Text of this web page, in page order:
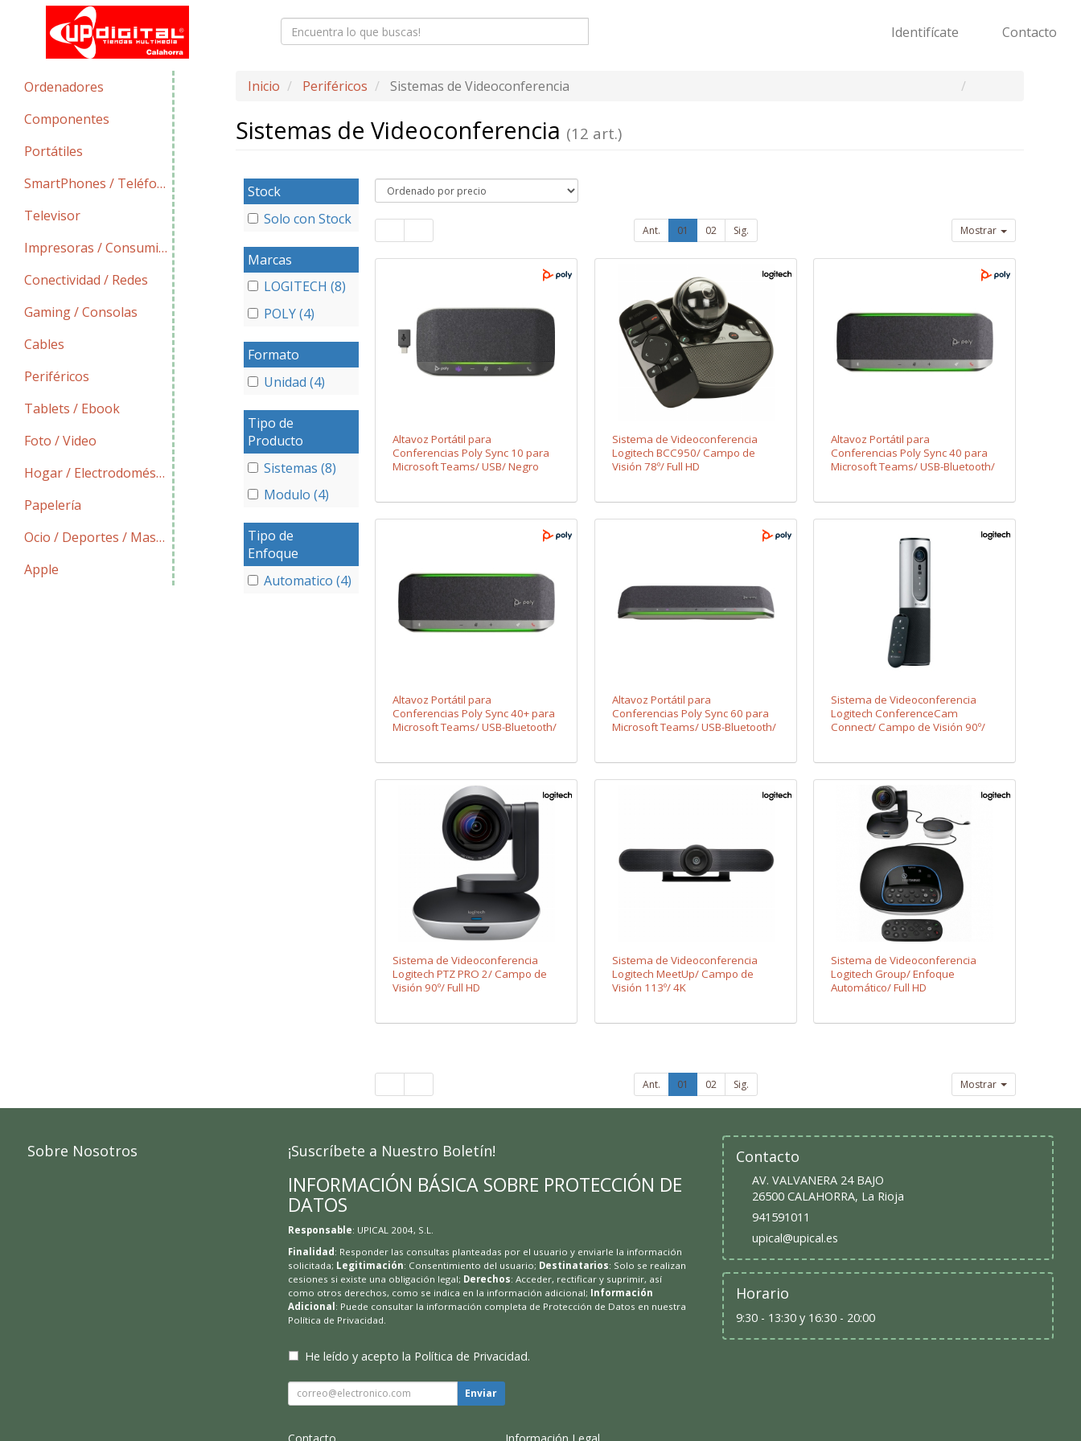
Identifícate Contacto
Ordenadores
Componentes
Portátiles
SmartPhones / Teléfonos
Televisor
Impresoras / Consumibles
Conectividad / Redes
Gaming / Consolas
Cables
Periféricos
Tablets / Ebook
Foto / Video
Hogar / Electrodomésticos
Papelería
Ocio / Deportes / Mascotas
Apple
Inicio Periféricos Sistemas de Videoconferencia
Sistemas de Videoconferencia (12 art.)
Stock
Solo con Stock
Marcas
LOGITECH (8)
POLY (4)
Formato
Unidad (4)
Tipo de
Producto
Sistemas (8)
Modulo (4)
Tipo de
Enfoque
Automatico (4)
Ant. 01 02 Sig. Mostrar
Altavoz Portátil para
Conferencias Poly Sync 10 para
Microsoft Teams/ USB/ Negro
Sistema de Videoconferencia
Logitech BCC950/ Campo de
Visión 78º/ Full HD
Altavoz Portátil para
Conferencias Poly Sync 40 para
Microsoft Teams/ USB-Bluetooth/
Altavoz Portátil para
Conferencias Poly Sync 40+ para
Microsoft Teams/ USB-Bluetooth/
Altavoz Portátil para
Conferencias Poly Sync 60 para
Microsoft Teams/ USB-Bluetooth/
Sistema de Videoconferencia
Logitech ConferenceCam
Connect/ Campo de Visión 90º/
Sistema de Videoconferencia
Logitech PTZ PRO 2/ Campo de
Visión 90º/ Full HD
Sistema de Videoconferencia
Logitech MeetUp/ Campo de
Visión 113º/ 4K
Sistema de Videoconferencia
Logitech Group/ Enfoque
Automático/ Full HD
Ant. 01 02 Sig. Mostrar
Sobre Nosotros ¡Suscríbete a Nuestro Boletín!
INFORMACIÓN BÁSICA SOBRE PROTECCIÓN DE
DATOS
Responsable: UPICAL 2004, S.L.
Finalidad: Responder las consultas planteadas por el usuario y enviarle la información
solicitada; Legitimación: Consentimiento del usuario; Destinatarios: Solo se realizan
cesiones si existe una obligación legal; Derechos: Acceder, rectificar y suprimir, así
como otros derechos, como se indica en la información adicional; Información
Adicional: Puede consultar la información completa de Protección de Datos en nuestra
Política de Privacidad
He leído y acepto la Política de Privacidad.
Enviar
Contacto Información Legal
Contacto
AV. VALVANERA 24 BAJO
26500 CALAHORRA, La Rioja
941591011
upical@upical.es
Horario
9:30 - 13:30 y 16:30 - 20:00